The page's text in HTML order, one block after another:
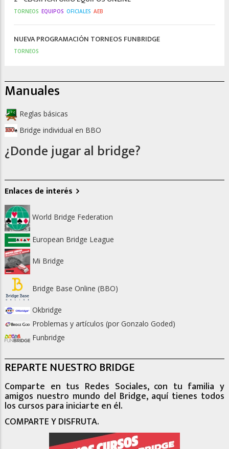
TORNEOS EQUIPOS OFICIALES AEB
NUEVA PROGRAMACIÓN TORNEOS FUNBRIDGE
TORNEOS
Manuales
Reglas básicas
Bridge individual en BBO
¿Donde jugar al bridge?
Enlaces de interés
World Bridge Federation
European Bridge League
Mi Bridge
Bridge Base Online (BBO)
Okbridge
Problemas y artículos (por Gonzalo Goded)
Funbridge
REPARTE NUESTRO BRIDGE
Comparte en tus Redes Sociales, con tu familia y
amigos nuestro mundo del Bridge, aquí tienes todos
los cursos para iniciarte en él.
COMPARTE Y DISFRUTA.